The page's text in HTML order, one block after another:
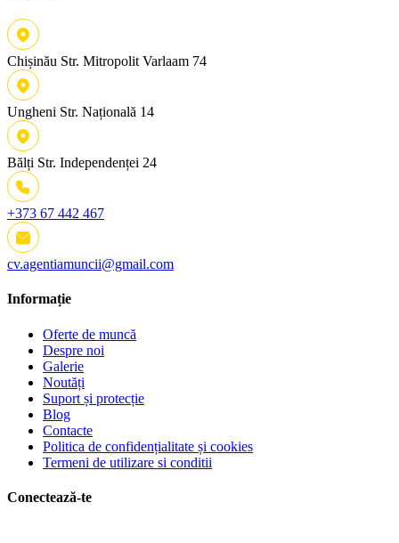
Chișinău Str. Mitropolit Varlaam 74
Ungheni Str. Națională 14
Bălți Str. Independenței 24
+373 67 442 467
cv.agentiamuncii@gmail.com
Informație
Oferte de muncă
Despre noi
Galerie
Noutăți
Suport și protecție
Blog
Contacte
Politica de confidențialitate și cookies
Termeni de utilizare si conditii
Conectează-te